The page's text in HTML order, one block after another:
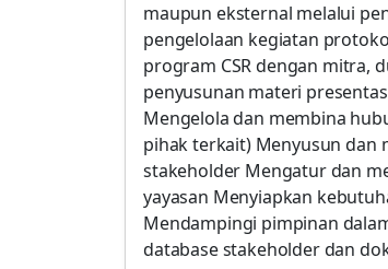
maupun eksternal melalui
pengelolaan kegiatan
program CSR dengan mitra,
penyusunan materi
Mengelola dan membina
pihak terkait) Menyusun dan
stakeholder Mengatur dan
yayasan Menyiapkan
Mendampingi pimpinan
database stakeholder dan